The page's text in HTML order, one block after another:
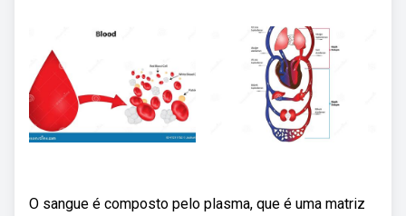
O sangue é composto pelo plasma, que é uma matriz